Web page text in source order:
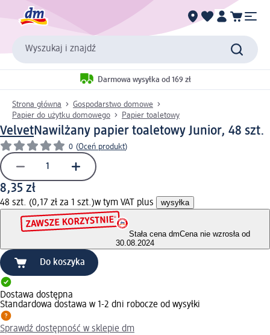
Wyszukaj i znajdź
Darmowa wysyłka od 169 zł
Strona główna
Gospodarstwo domowe
Papier do użytku domowego
Papier toaletowy
VelvetNawilżany papier toaletowy Junior, 48 szt.
0 (Oceń produkt)
8,35 zł
48 szt. (0,17 zł za 1 szt.)w tym VAT plus wysyłka
Stała cena dmCena nie wzrosła od
30.08.2024
Do koszyka
Dostawa dostępna
Standardowa dostawa w 1-2 dni robocze od wysyłki
Sprawdź dostępność w sklepie dm